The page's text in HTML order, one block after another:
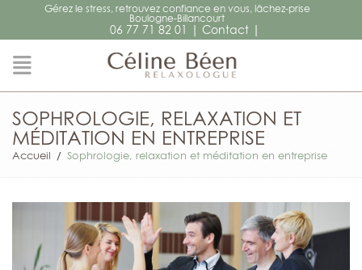
Gérez le stress, retrouvez confiance en vous, lâchez-prise
Boulogne-Billancourt
06 77 71 82 01 | Contact |
SOPHROLOGIE, RELAXATION ET
MÉDITATION EN ENTREPRISE
Accueil / Sophrologie, relaxation et méditation en entreprise